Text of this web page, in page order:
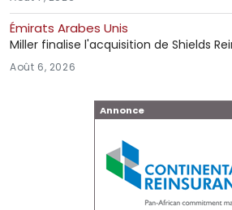
Émirats Arabes Unis
Miller finalise l'acquisition de Shields
Août 6, 2026
Annonce